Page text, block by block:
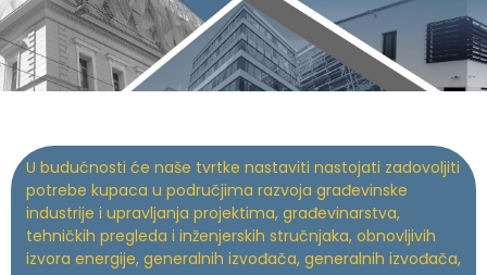
U budućnosti će naše tvrtke nastaviti nastojati zadovoljiti
potrebe kupaca u područjima razvoja građevinske
industrije i upravljanja projektima, građevinarstva,
tehničkih pregleda i inženjerskih stručnjaka, obnovljivih
izvora energije, generalnih izvođača, generalnih izvođača,